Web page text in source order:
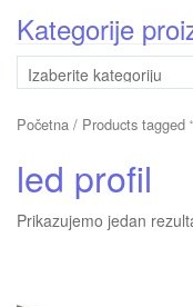
Kategorije
Početna / Products tagged
led profil
Prikazujemo jedan